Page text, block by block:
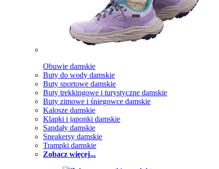
Obuwie damskie
Buty do wody damskie
Buty sportowe damskie
Buty trekkingowe i turystyczne damskie
Buty zimowe i śniegowce damskie
Kalosze damskie
Klapki i japonki damskie
Sandały damskie
Sneakersy damskie
Trampki damskie
Zobacz więcej...